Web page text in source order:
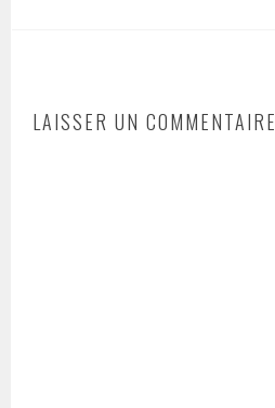
LAISSER UN COMMENTAIRE